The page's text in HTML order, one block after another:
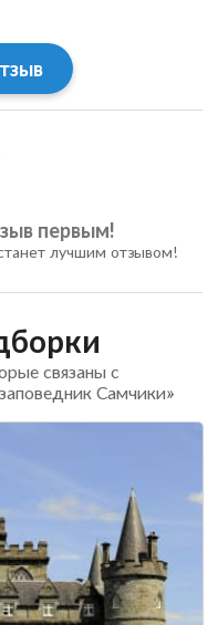
первым!
лучшим отзывом!
связаны с
Самчики»